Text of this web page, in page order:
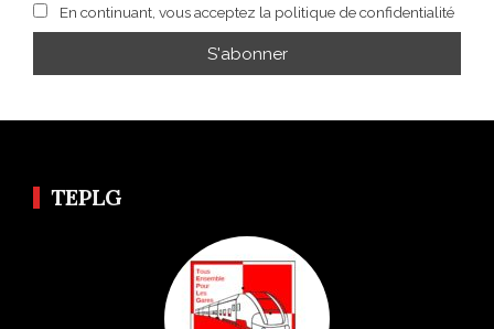
En continuant, vous acceptez la politique de confidentialité
TEPLG